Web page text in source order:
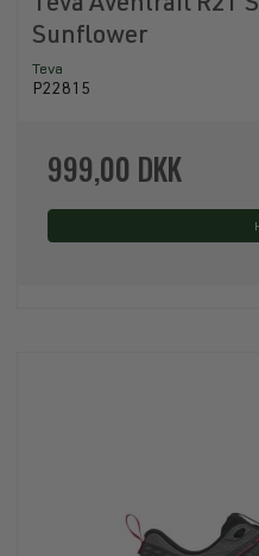
Teva Aventrail R2T
Sunflower
Teva
P22815
999,00 DKK